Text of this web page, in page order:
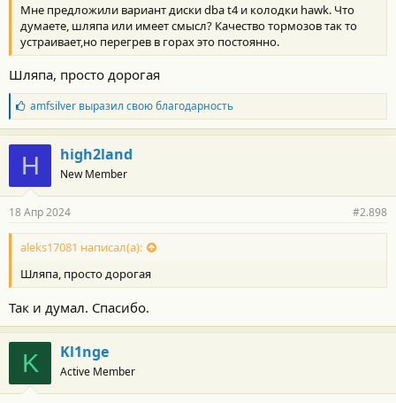
Мне предложили вариант диски dba t4 и колодки hawk. Что
думаете, шляпа или имеет смысл? Качество тормозов так то
устраивает,но перегрев в горах это постоянно.
Шляпа, просто дорогая
Б
л
а
г
о
а
н
о
с
и
:
amfsilverвыразил свою благодарность
H high2land
New Member
18 Апр 2024 #2.898
aleks17081 написал(а):
Шляпа, просто дорогая
Так и думал. Спасибо.
K Kl1nge
Active Member